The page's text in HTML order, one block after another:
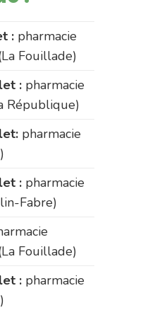
: pharmacie
Fouillade)
: pharmacie
République)
pharmacie
: pharmacie
Fabre)
Fouillade)
: pharmacie